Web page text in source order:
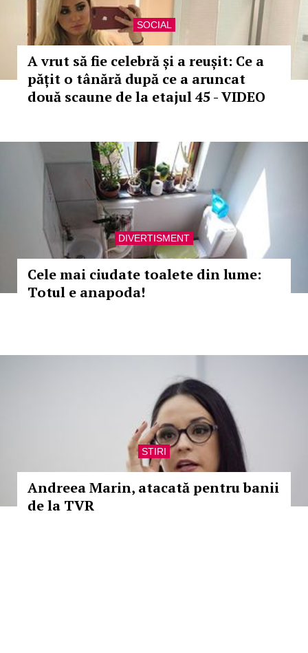
SOCIAL
A vrut să fie celebră și a reușit: Ce a
pățit o tânără după ce a aruncat
două scaune de la etajul 45 - VIDEO
DIVERTISMENT
Cele mai ciudate toalete din lume:
Totul e anapoda!
STIRI
Andreea Marin, atacată pentru banii
de la TVR